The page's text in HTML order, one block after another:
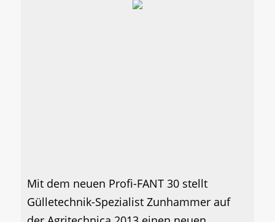
Mit dem neuen Profi-FANT 30 stellt
Gülletechnik-Spezialist Zunhammer auf